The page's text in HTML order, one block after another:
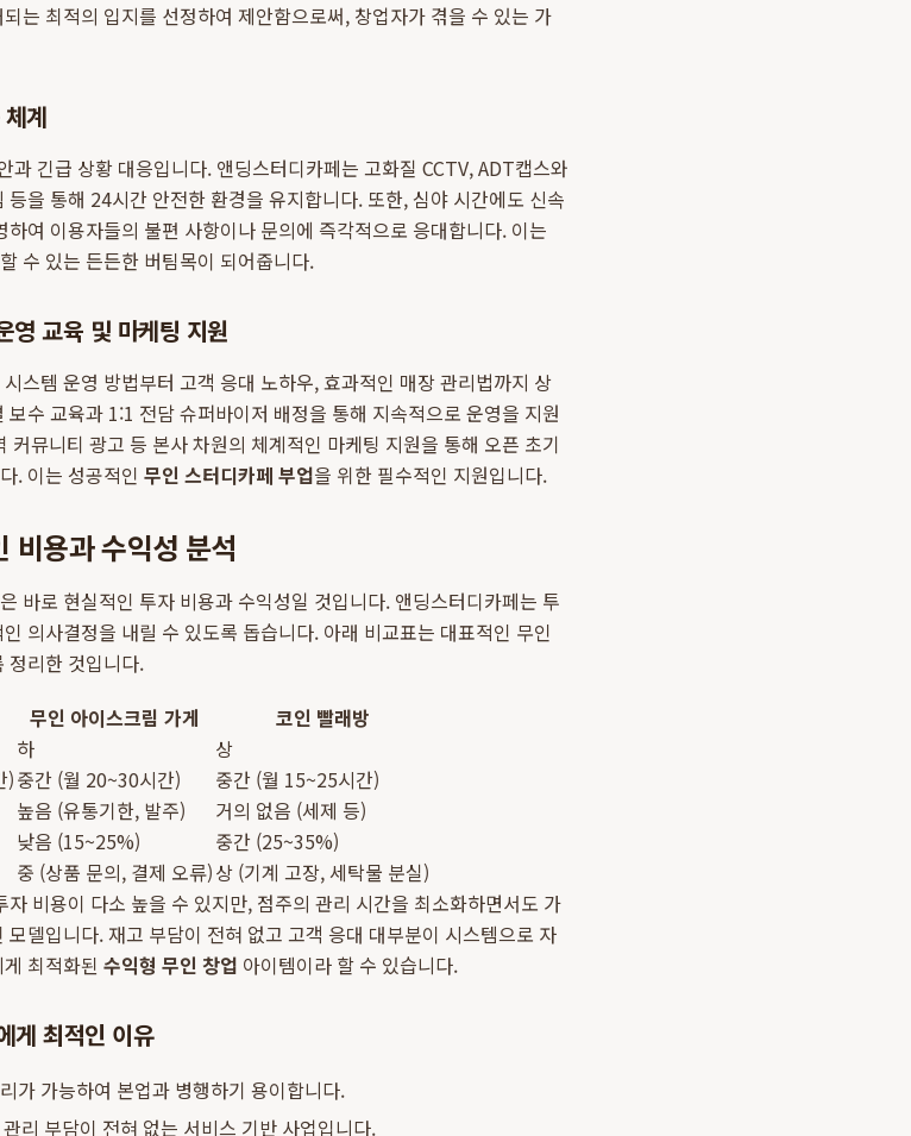
는 최적의 입지를 선정하여 제안함으로써, 창업자가 겪을 수 있는 가
계
과 긴급 상황 대응입니다. 앤딩스터디카페는 고화질 CCTV, ADT캡스와
을 통해 24시간 안전한 환경을 유지합니다. 또한, 심야 시간에도 신속
여 이용자들의 불편 사항이나 문의에 즉각적으로 응대합니다. 이는
수 있는 든든한 버팀목이 되어줍니다.
영 교육 및 마케팅 지원
스템 운영 방법부터 고객 응대 노하우, 효과적인 매장 관리법까지 상
수 교육과 1:1 전담 슈퍼바이저 배정을 통해 지속적으로 운영을 지원
뮤니티 광고 등 본사 차원의 체계적인 마케팅 지원을 통해 오픈 초기
. 이는 성공적인 무인 스터디카페 부업을 위한 필수적인 지원입니다.
비용과 수익성 분석
바로 현실적인 투자 비용과 수익성일 것입니다. 앤딩스터디카페는 투
의사결정을 내릴 수 있도록 돕습니다. 아래 비교표는 대표적인 무인
정리한 것입니다.
무인 아이스크림 가게
코인 빨래방
하
상
)중간 (월 20~30시간)
중간 (월 15~25시간)
높음 (유통기한, 발주)
거의 없음 (세제 등)
낮음 (15~25%)
중간 (25~35%)
중 (상품 문의, 결제 오류)상 (기계 고장, 세탁물 분실)
자 비용이 다소 높을 수 있지만, 점주의 관리 시간을 최소화하면서도 가
델입니다. 재고 부담이 전혀 없고 고객 응대 대부분이 시스템으로 자
최적화된 수익형 무인 창업 아이템이라 할 수 있습니다.
게 최적인 이유
가 가능하여 본업과 병행하기 용이합니다.
리 부담이 전혀 없는 서비스 기반 사업입니다.